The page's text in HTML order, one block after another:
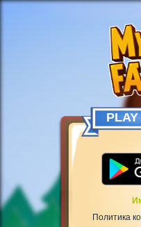
Политика